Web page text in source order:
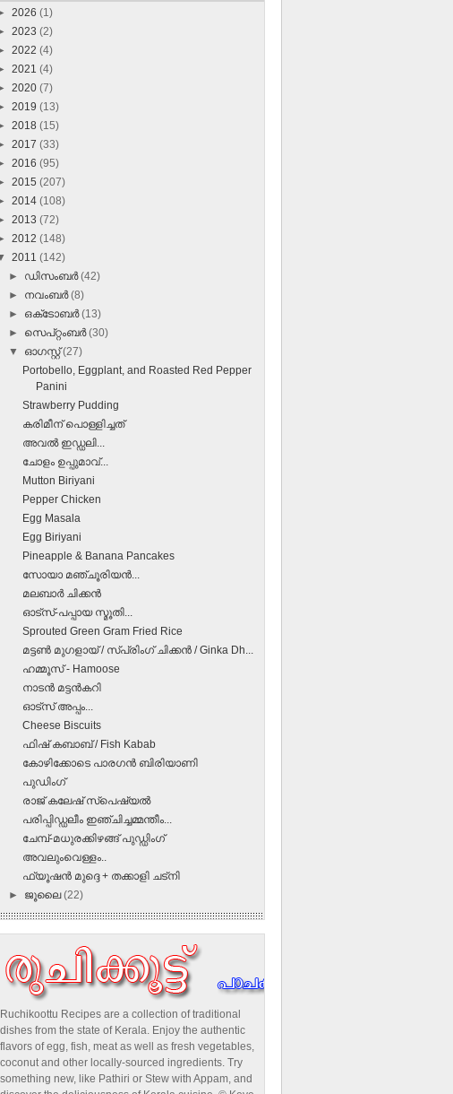
2026 (1)
2023 (2)
2022 (4)
2021 (4)
2020 (7)
2019 (13)
2018 (15)
2017 (33)
2016 (95)
2015 (207)
2014 (108)
2013 (72)
2012 (148)
2011 (142)
► ഡിസംബർ(42)
► നവംബർ(8)
► ഒക്‌ടോബർ(13)
► സെപ്റ്റംബർ(30)
▼ ഓഗസ്റ്റ്(27)
Portobello, Eggplant, and Roasted Red Pepper
Panini
Strawberry Pudding
കരിമീന് പൊള്ളിച്ചത്
അവൽ ഇഡ്ഡലി...
ചോളം ഉപ്പുമാവ്...
Mutton Biriyani
Pepper Chicken
Egg Masala
Egg Biriyani
Pineapple & Banana Pancakes
സോയാ മഞ്ചൂരിയൻ...
മലബാര്‍ ചിക്കന്‍
ഓട്സ്-പപ്പായ സ്മൂതി...
Sprouted Green Gram Fried Rice
മട്ടണ്‍ മുഗളായ് / സ്പ്രിംഗ് ചിക്കന്‍ / Ginka Dh...
ഹമ്മൂസ് - Hamoose
നാടന്‍ മട്ടന്‍കറി
ഓട്സ് അപ്പം...
Cheese Biscuits
ഫിഷ്‌ കബാബ് / Fish Kabab
കോഴിക്കോടെ പാരഗന്‍ ബിരിയാണി
പുഡിംഗ്
രാജ് കലേഷ്‌ സ്പെഷ്യല്‍
പരിപ്പിഡ്ഡലീം ഇഞ്ചിച്ചമ്മന്തീം...
ചേമ്പ്-മധുരക്കിഴങ്ങ് പുഡ്ഡിംഗ്
അവലുംവെള്ളം..
ഫ്യൂഷൻ മുദ്ദെ + തക്കാളി ചട്നി
► ജൂലൈ(22)
Ruchikoottu Recipes are a collection of traditional
dishes from the state of Kerala. Enjoy the authentic
flavors of egg, fish, meat as well as fresh vegetables,
coconut and other locally-sourced ingredients. Try
something new, like Pathiri or Stew with Appam, and